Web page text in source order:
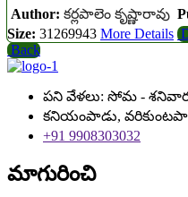
Author: కర్లపాలెం కృష్ణారావు
Size: 31269943 More Details
Back
పని వేళలు: సోమ -
కనియంపాడు,
+91 9908303032
మాగురించి